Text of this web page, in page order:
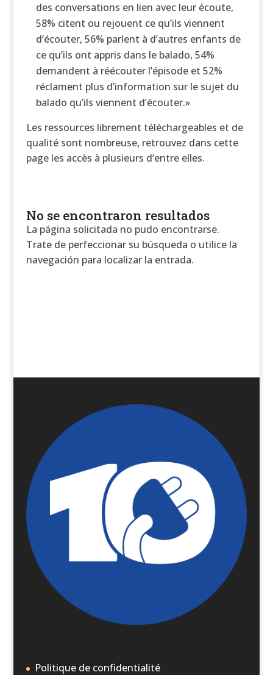
des conversations en lien avec leur écoute,
58% citent ou rejouent ce qu’ils viennent
d’écouter, 56% parlent à d’autres enfants de
ce qu’ils ont appris dans le balado, 54%
demandent à réécouter l’épisode et 52%
réclament plus d’information sur le sujet du
balado qu’ils viennent d’écouter.»
Les ressources librement téléchargeables et de
qualité sont nombreuse, retrouvez dans cette
page les accès à plusieurs d’entre elles.
No se encontraron resultados
La página solicitada no pudo encontrarse.
Trate de perfeccionar su búsqueda o utilice la
navegación para localizar la entrada.
Politique de confidentialité